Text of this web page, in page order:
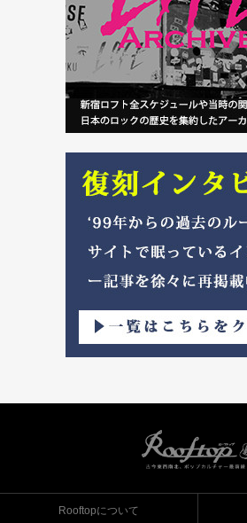
Rooftopについて